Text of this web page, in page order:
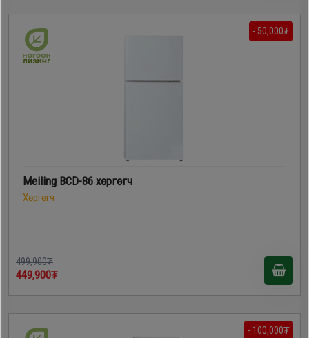
- 50,000₮
Meiling BCD-86 хөргөгч
Хөргөгч
499,900₮
449,900₮
- 100,000₮